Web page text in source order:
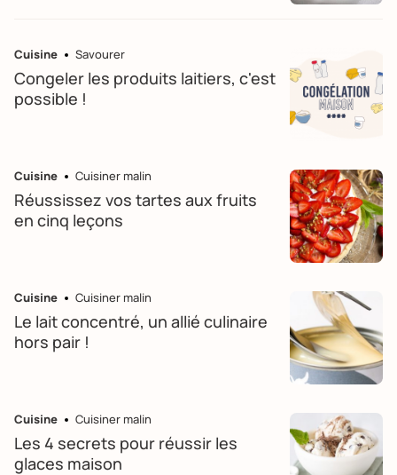
Cuisine Savourer
Congeler les produits laitiers, c'est
possible !
Cuisine Cuisiner malin
Réussissez vos tartes aux fruits
en cinq leçons
Cuisine Cuisiner malin
Le lait concentré, un allié culinaire
hors pair !
Cuisine Cuisiner malin
Les 4 secrets pour réussir les
glaces maison